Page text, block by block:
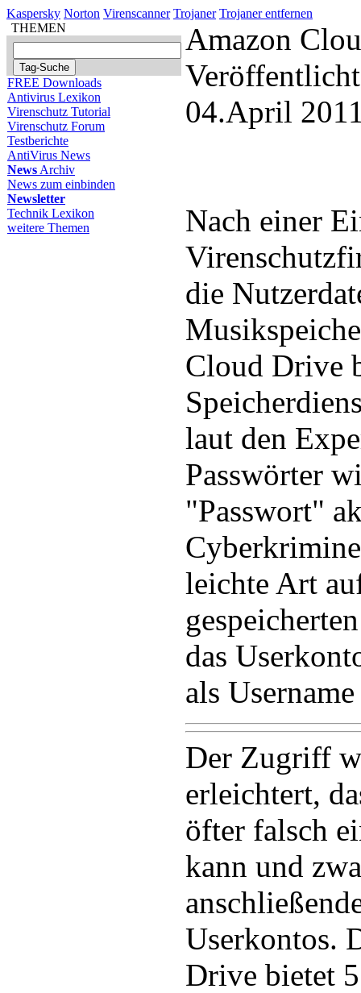
Kaspersky Norton Virenscanner Trojaner Trojaner entfernen
THEMEN
FREE Downloads
Antivirus Lexikon
Virenschutz Tutorial
Virenschutz Forum
Testberichte
AntiVirus News
News Archiv
News zum einbinden
Newsletter
Technik Lexikon
weitere Themen
Amazon
04.April
Nach einer
die
Cloud Drive
laut den
Passwörter
"Passwort"
leichte Art
das
als
Der Zugriff
erleichtert,
öfter falsch
kann und
Userkontos.
Drive bietet